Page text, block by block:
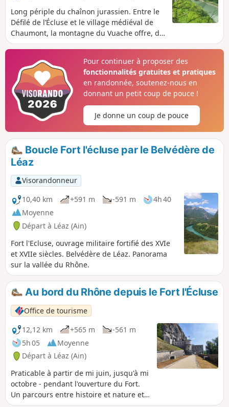
Long périple du chaînon jurassien. Entre le
Défilé de l’Écluse et le village médiéval de
Chaumont, la montagne du Vuache offre, de
sa forêt orientale à ses falaises occidentales,
Pour continuer à proposer des
fonctionnalités gratuites et pratiques
en randonnée, soutenez-nous en
donnant un petit coup de pouce !
Je donne un coup de pouce
Boucle Fort l'écluse par le Belvédère de
Léaz
Visorandonneur
10,40 km
+591 m -591 m
4h 40
Moyenne
Départ à Léaz (Ain)
Fort l'Ecluse, ouvrage militaire fortifié des XVIe
et XVIIe siècles. Belvédère de Léaz. Panorama
sur la vallée du Rhône.
Au bord du Rhône depuis le Fort l'Écluse
Office de tourisme
12,12 km
+565 m
-561 m
5h 05
Moyenne
Départ à Léaz (Ain)
Praticable à partir de mi juin, jusqu'à mi
octobre - pendant l'ouverture du Fort.
Un parcours entre histoire et nature et